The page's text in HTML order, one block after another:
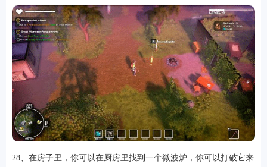
28、在房子里，你可以在厨房里找到一个微波炉，你可以打破它来